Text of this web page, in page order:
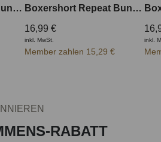
Boxershort Repeat Bund aussen
Boxershort Repeat Bund innen
16,99 €
inkl. MwSt.
Member zahlen 15,29 €
inkl.
RABATT